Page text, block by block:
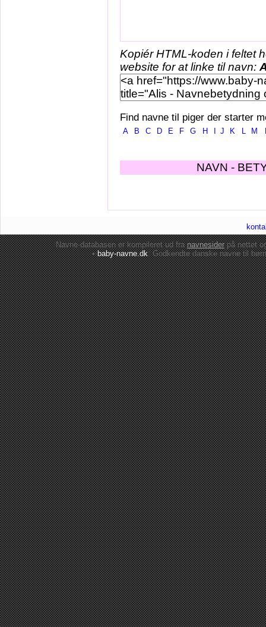
Kopiér HTML-koden i feltet
website for at linke til navn:
Find navne til piger der starter
A B C D E F G H J K L M
NAVN -
Navne-databasen er kompileret ud franavnesiderpå nettet
•baby-navne.dk: Godkendte danskenavne til børn